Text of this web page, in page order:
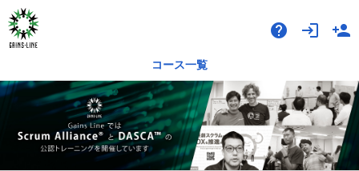
help login person_add
コース一覧